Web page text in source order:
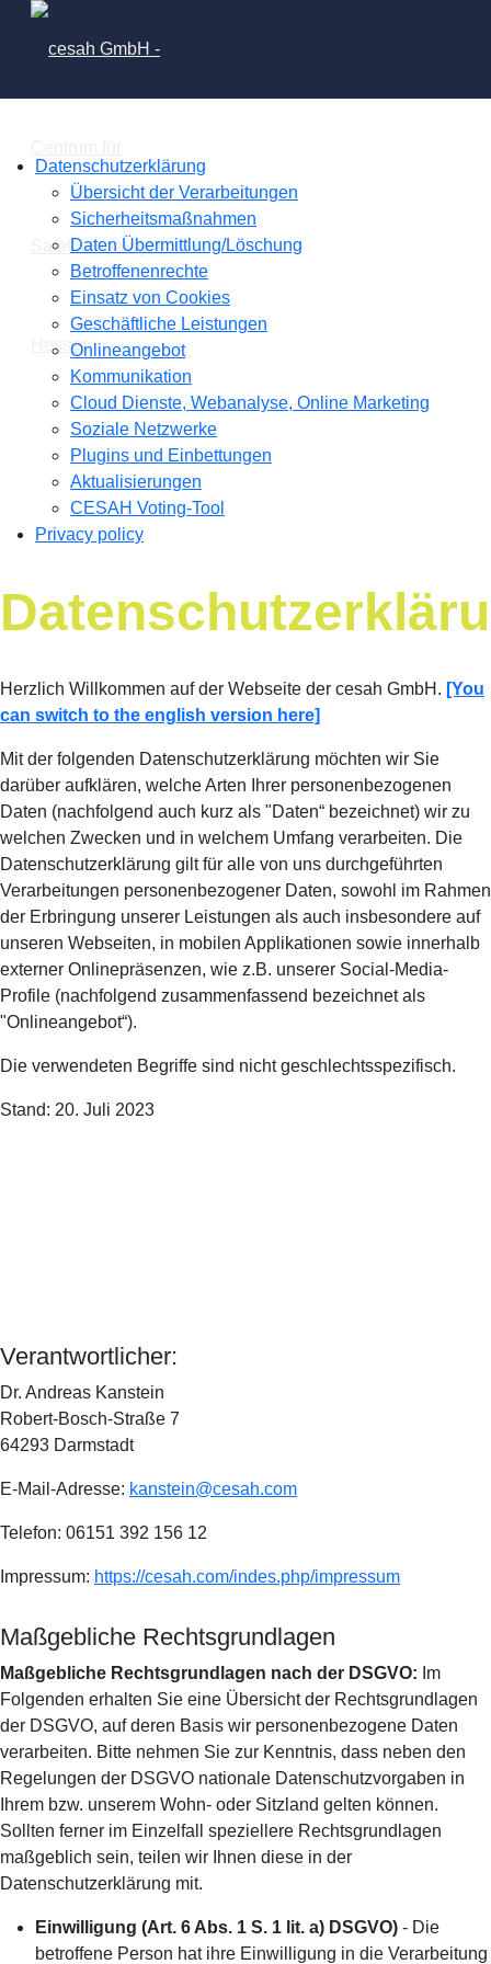
Datenschutzerklärung
Übersicht der Verarbeitungen
Sicherheitsmaßnahmen
Daten Übermittlung/Löschung
Betroffenenrechte
Einsatz von Cookies
Geschäftliche Leistungen
Onlineangebot
Kommunikation
Cloud Dienste, Webanalyse, Online Marketing
Soziale Netzwerke
Plugins und Einbettungen
Aktualisierungen
CESAH Voting-Tool
Privacy policy
Herzlich Willkommen auf der Webseite der cesah GmbH. [You
can switch to the english version here]
Mit der folgenden Datenschutzerklärung möchten wir Sie
darüber aufklären, welche Arten Ihrer personenbezogenen
Daten (nachfolgend auch kurz als "Daten“ bezeichnet) wir zu
welchen Zwecken und in welchem Umfang verarbeiten. Die
Datenschutzerklärung gilt für alle von uns durchgeführten
Verarbeitungen personenbezogener Daten, sowohl im Rahmen
der Erbringung unserer Leistungen als auch insbesondere auf
unseren Webseiten, in mobilen Applikationen sowie innerhalb
externer Onlinepräsenzen, wie z.B. unserer Social-Media-
Profile (nachfolgend zusammenfassend bezeichnet als
"Onlineangebot“).
Die verwendeten Begriffe sind nicht geschlechtsspezifisch.
Stand: 20. Juli 2023
Verantwortlicher:
Dr. Andreas Kanstein
Robert-Bosch-Straße 7
64293 Darmstadt
E-Mail-Adresse: kanstein@cesah.com
Telefon: 06151 392 156 12
Impressum: https://cesah.com/indes.php/impressum
Maßgebliche Rechtsgrundlagen
Maßgebliche Rechtsgrundlagen nach der DSGVO: Im
Folgenden erhalten Sie eine Übersicht der Rechtsgrundlagen
der DSGVO, auf deren Basis wir personenbezogene Daten
verarbeiten. Bitte nehmen Sie zur Kenntnis, dass neben den
Regelungen der DSGVO nationale Datenschutzvorgaben in
Ihrem bzw. unserem Wohn- oder Sitzland gelten können.
Sollten ferner im Einzelfall speziellere Rechtsgrundlagen
maßgeblich sein, teilen wir Ihnen diese in der
Datenschutzerklärung mit.
Einwilligung (Art. 6 Abs. 1 S. 1 lit. a) DSGVO) - Die
betroffene Person hat ihre Einwilligung in die Verarbeitung